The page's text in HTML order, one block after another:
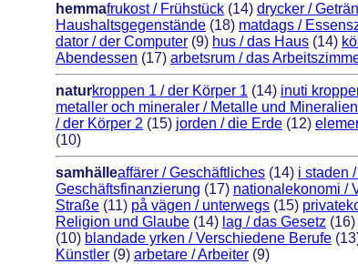
hemmafrukost / Frühstück (14) drycker /
Haushaltsgegenstände (18) matdags /
dator / der Computer (9) hus / das Haus (14)
Abendessen (17) arbetsrum / das
naturkroppen 1 / der Körper 1 (14) inuti
metaller och mineraler / Metalle und Mineralien
/ der Körper 2 (15) jorden / die Erde (12)
(10)
samhälleaffärer / Geschäftliches (14) i staden
Geschäftsfinanzierung (17) nationalekonomi /
Straße (11) på vägen / unterwegs (15)
Religion und Glaube (14) lag / das Gesetz (16)
(10) blandade yrken / Verschiedene Berufe
Künstler (9) arbetare / Arbeiter (9)